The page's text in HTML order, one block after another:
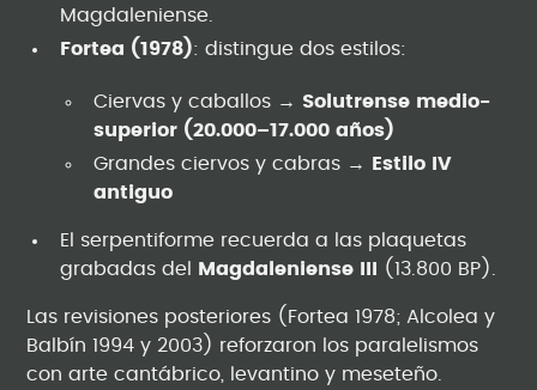
Magdaleniense.
Fortea (1978): distingue dos estilos:
Ciervas y caballos → Solutrense medio-
superior (20.000–17.000 años)
Grandes ciervos y cabras →
Estilo IV
antiguo
El serpentiforme recuerda a las plaquetas
grabadas del
Magdaleniense III (13.800 BP).
Las revisiones posteriores (Fortea 1978; Alcolea y
Balbín 1994 y 2003) reforzaron los paralelismos
con arte cantábrico, levantino y meseteño.